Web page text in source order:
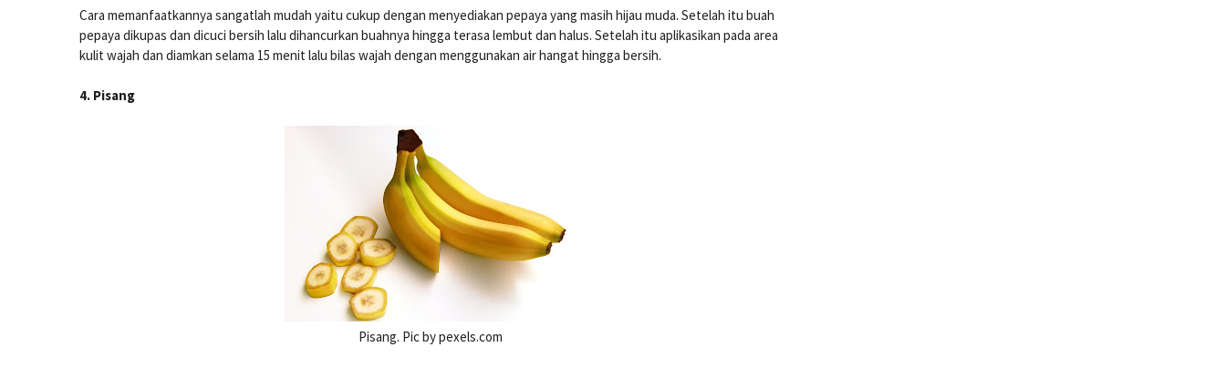
Cara memanfaatkannya sangatlah mudah yaitu cukup dengan menyediakan pepaya yang masih hijau muda. Setelah itu buah
pepaya dikupas dan dicuci bersih lalu dihancurkan buahnya hingga terasa lembut dan halus. Setelah itu aplikasikan pada area
kulit wajah dan diamkan selama 15 menit lalu bilas wajah dengan menggunakan air hangat hingga bersih.
4. Pisang
Pisang. Pic by pexels.com